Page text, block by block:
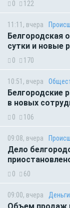
0 122
11:11, вчера
Белгородская
сутки и новые
0 170
10:51, вчера
Белгородские
в новых
0 106
09:08, вчера
Дело
0 60
09:00, вчера Деньги